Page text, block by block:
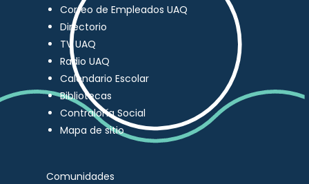
Correo de Empleados UAQ
Directorio
TV UAQ
Radio UAQ
Calendario Escolar
Bibliotecas
Contraloría Social
Mapa de sitio
Comunidades